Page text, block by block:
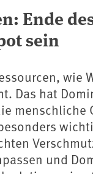
Ende
sein
wie
Das hat
menschliche
und